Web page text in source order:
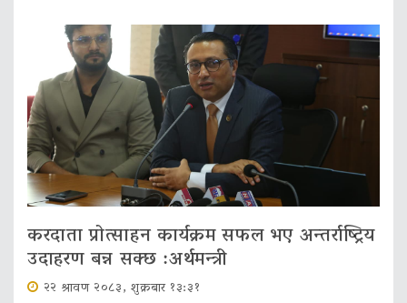
करदाता प्रोत्साहन कार्यक्रम सफल भए अन्तर्राष्ट्रिय
उदाहरण बन्न सक्छ :अर्थमन्त्री
२२ श्रावण २०८३, शुक्रबार १३:३१